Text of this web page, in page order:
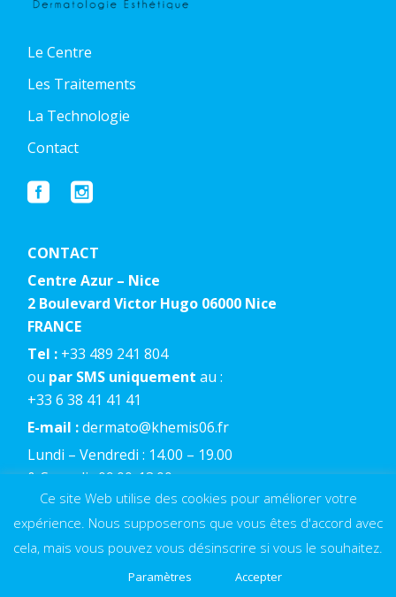
Le Centre
Les Traitements
La Technologie
Contact
CONTACT
Centre Azur – Nice
2 Boulevard Victor Hugo 06000 Nice
FRANCE
Tel : +33 489 241 804
ou par SMS uniquement au :
+33 6 38 41 41 41
E-mail :dermato@khemis06.fr
Lundi – Vendredi : 14.00 – 19.00
& Samedi : 09.00-13.00
Centre Azur - Nice , All Rights Reserved
Ce site Web utilise des cookies pour améliorer votre
expérience. Nous supposerons que vous êtes d'accord avec
cela, mais vous pouvez vous désinscrire si vous le souhaitez.
Paramètres Accepter